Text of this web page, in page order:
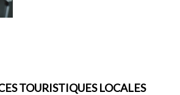
TOURISTIQUES LOCALES